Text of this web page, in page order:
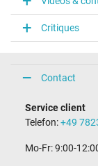
Critiques
Contact
Service client
Telefon:+49
Mo-Fr: 9:00-